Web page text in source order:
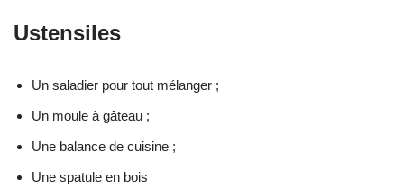
Ustensiles
Un saladier pour tout mélanger ;
Un moule à gâteau ;
Une balance de cuisine ;
Une spatule en bois